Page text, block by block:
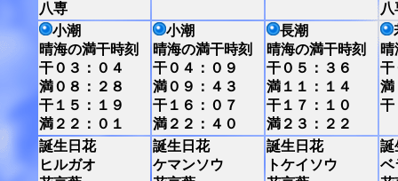
八専
八
小潮
晴海の満干時刻
干０３：０４
満０８：２８
干１５：１９
満２２：０１
小潮
晴海の満干時刻
干０４：０９
満０９：４３
干１６：０７
満２２：４０
長潮
晴海の満干時刻
干０５：３６
満１１：１４
干１７：１０
満２３：２２
干
満
干
誕生日花
ヒルガオ
誕生日花
ケマンソウ
誕生日花
トケイソウ
誕
ベ